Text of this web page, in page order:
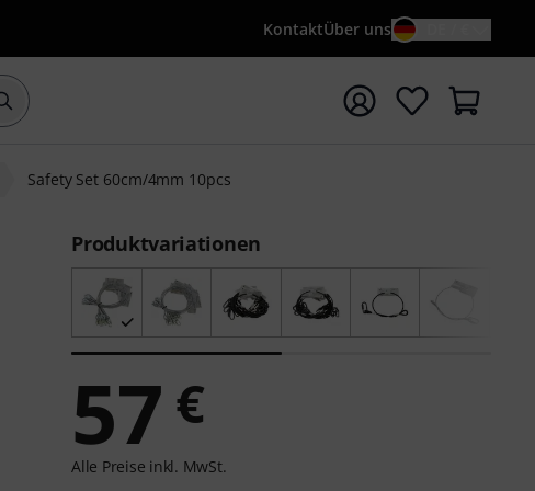
KontaktÜber uns
Suche mit Suchwort {searchTerm} starten
Safety Set 60cm/4mm 10pcs
Produktvariationen
57 €
Alle Preise inkl. MwSt.